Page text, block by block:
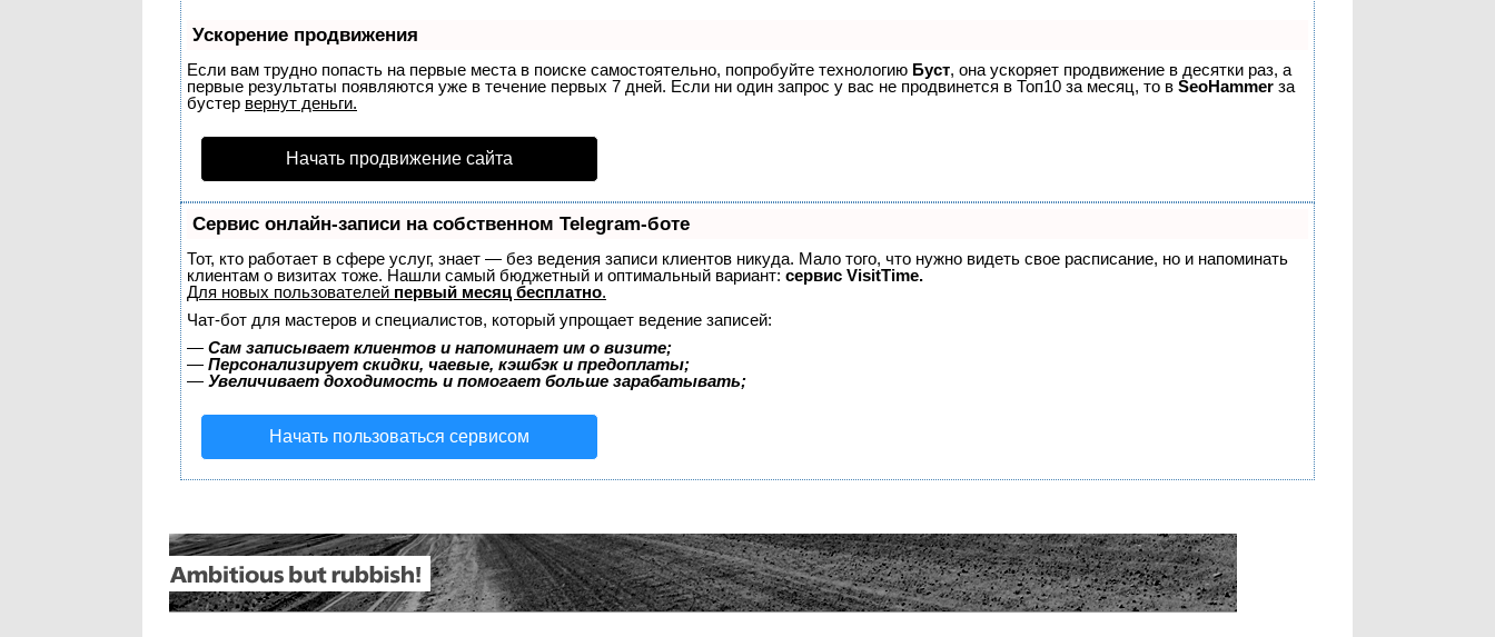
Ускорение продвижения
Если вам трудно попасть на первые места в поиске самостоятельно, попробуйте технологию Буст, она ускоряет продвижение в десятки раз, а
первые результаты появляются уже в течение первых 7 дней. Если ни один запрос у вас не продвинется в Топ10 за месяц, то в SeoHammer за
бустер вернут деньги.
Начать продвижение сайта
Сервис онлайн-записи на собственном Telegram-боте
Тот, кто работает в сфере услуг, знает — без ведения записи клиентов никуда. Мало того, что нужно видеть свое расписание, но и напоминать
клиентам о визитах тоже. Нашли самый бюджетный и оптимальный вариант: сервис VisitTime.
Для новых пользователей первый месяц бесплатно.
Чат-бот для мастеров и специалистов, который упрощает ведение записей:
— Сам записывает клиентов и напоминает им о визите;
— Персонализирует скидки, чаевые, кэшбэк и предоплаты;
— Увеличивает доходимость и помогает больше зарабатывать;
Начать пользоваться сервисом